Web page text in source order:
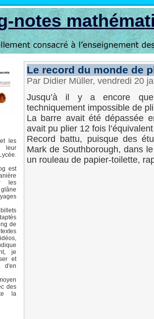
notes
les
leur
est
les
de
je
et
d'en
des
la
Le record du monde de
Par Didier Müller, vendredi 20
Jusqu’à il y a encore
techniquement impossible de
La barre avait été dépassée
avait pu plier 12 fois
Record battu, puisque des
Mark de Southborough, dans
un rouleau de papier-toilette,